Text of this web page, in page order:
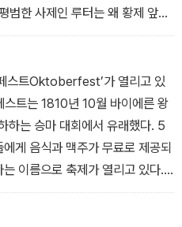
힌다. 인쇄본 180권 중에서 오
범한 사제인 루터는 왜 황제 앞에
부를 팔았다. 콘스탄티노플을 수
, 성 베드로 대성당의 건축 자금
마인츠 대주교도 대주교가 되기
를 팔았다. 교회는 면벌부를 사면
받고 천국으로 갈 수 있다고 선
과 죄의 내용을 적어 신부에게 가
스트Oktoberfest’가 열리고 있
스트는 1810년 10월 바이에른 왕
하는 승마 대회에서 유래했다. 5
게 음식과 맥주가 무료로 제공되
이름으로 축제가 열리고 있다. 1
에서 뮌헨 시장이 대형 맥주 통
다 9월 중순〜10월 초까지 2주